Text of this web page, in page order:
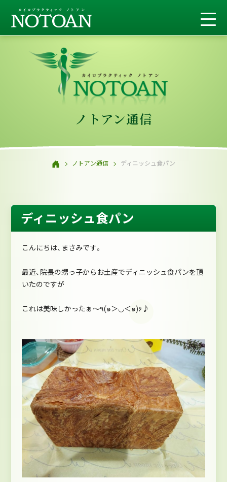
ノトアン通信
ノトアン通信 ディニッシュ食パン
ディニッシュ食パン
こんにちは、まさみです。
最近、院長の甥っ子からお土産でディニッシュ食パンを頂
いたのですが
これは美味しかったぁ～٩(๑＞◡＜๑)۶♪